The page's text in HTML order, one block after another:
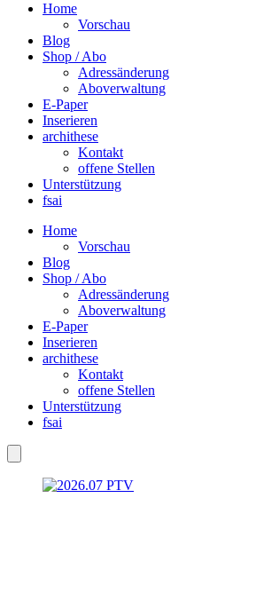
Home
Vorschau
Blog
Shop / Abo
Adressänderung
Aboverwaltung
E-Paper
Inserieren
archithese
Kontakt
offene Stellen
Unterstützung
fsai
Home
Vorschau
Blog
Shop / Abo
Adressänderung
Aboverwaltung
E-Paper
Inserieren
archithese
Kontakt
offene Stellen
Unterstützung
fsai